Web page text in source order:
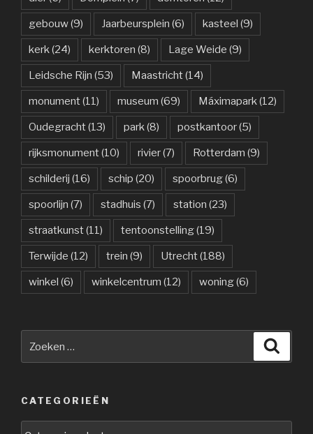
gebouw(9) Jaarbeursplein (6) kasteel (9)
kerk(24) kerktoren (8) Lage Weide (9)
Leidsche Rijn (53) Maastricht(14)
monument(11) museum (69) Máximapark(12)
Oudegracht(13) park(8) postkantoor(5)
rijksmonument(10) rivier(7) Rotterdam (9)
schilderij (16) schip (20) spoorbrug(6)
spoorlijn (7) stadhuis (7) station (23)
straatkunst(11) tentoonstelling(19)
Terwijde (12) trein (9) Utrecht(188)
winkel (6) winkelcentrum (12) woning(6)
CATEGORIEËN